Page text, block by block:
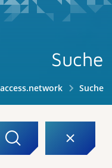
Suche
Suche